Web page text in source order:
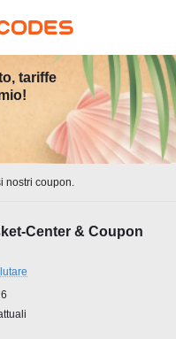
tariffe
nostri coupon.
Center & Coupon